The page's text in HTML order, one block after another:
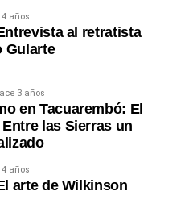
4 años
al retratista
Gularte
3 años
en Tacuarembó: El
las Sierras un
4 años
arte de Wilkinson